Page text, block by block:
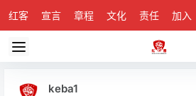
红客 宣言 章程 文化 责任 加入
keba1